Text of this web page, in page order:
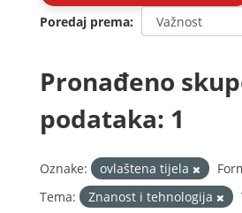
Poredaj prema
Pronađeno
podataka: 1
Oznake: ovlaštena tijela
Tema:
Znanost i tehnologija